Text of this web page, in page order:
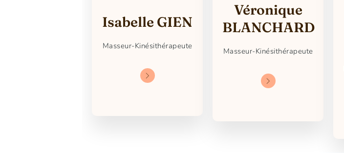
Isabelle GIEN
Masseur-Kinésithérapeute
Véronique
BLANCHARD
Masseur-Kinésithérapeute